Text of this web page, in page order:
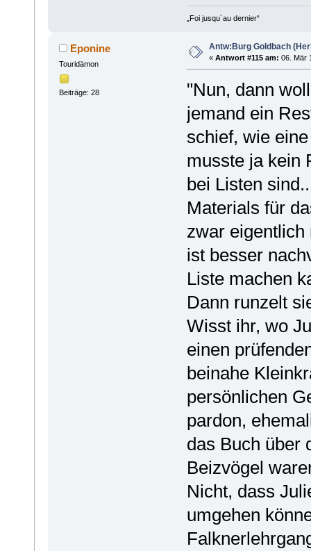
„Foi jusqu´au dernier“
Eponine
Touridämon
Beiträge: 28
Antw:Burg Goldbach
« Antwort #115 am: 06. Mär
"Nun, dann
jemand ein
schief, wie
musste ja kein
bei Listen
Materials für
zwar eigentlich
ist besser
Liste machen
Dann runzelt
Wisst ihr, wo
einen
beinahe
persönlichen
pardon,
das Buch über
Beizvögel
Nicht, dass
umgehen